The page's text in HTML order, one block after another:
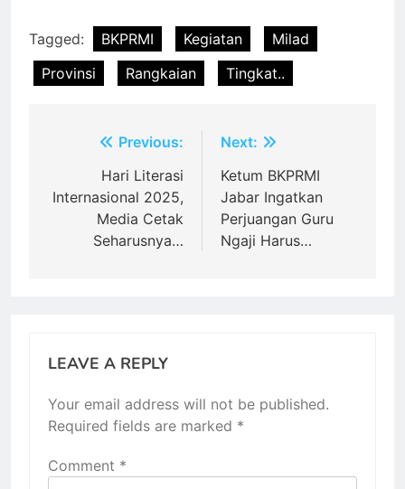
Tagged: BKPRMI Kegiatan
Milad
Provinsi
Rangkaian Tingkat..
navigation
Previous:
Hari Literasi
Internasional 2025,
Media Cetak
Seharusnya…
Next:
Ketum BKPRMI
Jabar Ingatkan
Perjuangan Guru
Ngaji Harus…
LEAVE A REPLY
Your email address will not be published.
Required fields are marked *
Comment *